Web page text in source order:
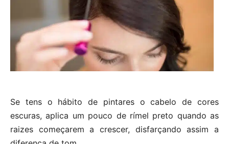
Se tens o hábito de pintares o cabelo de cores
escuras, aplica um pouco de rímel preto quando as
raizes começarem a crescer, disfarçando assim a